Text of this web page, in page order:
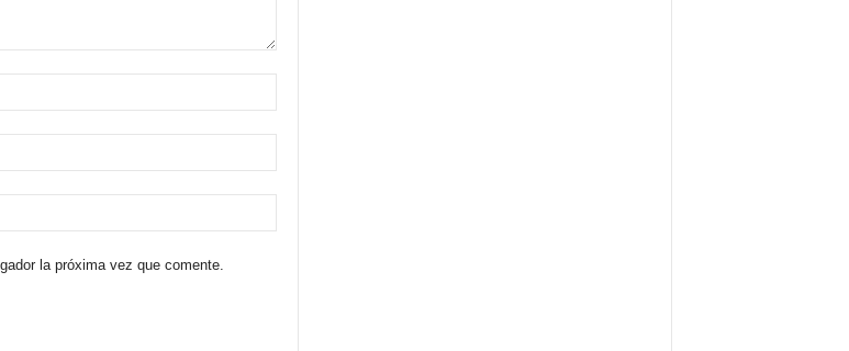
la próxima vez que comente.